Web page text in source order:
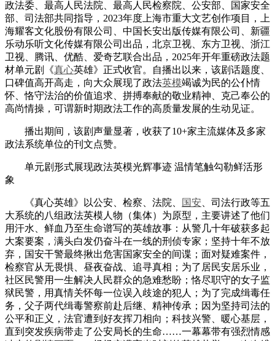
政法委、最高人民法院、最高人民检察院、公安部、国家安全
部、司法部共同指导，2023年度上海市重大文艺创作项目，上
海耀客文化股份有限公司、中国长安出版传媒有限公司、新疆
乐动乐听文化传媒有限公司出品，北京卫视、东方卫视、浙江
卫视、腾讯、优酷、爱奇艺联合出品，2025年开年重磅政法题
材单元剧《真心英雄》正式收官。自播出以来，该剧话题度、
口碑值高开高走，向大众展现了政法英模竭诚为民的公仆情
怀、恪守法治的价值追求、拼搏奉献的敬业精神、克己奉公的
高尚情操，可谓新时期政法工作的高质量发展的生动见证。
播出期间，该剧声量显著，收获了10+家主流媒体及多家
政法系统单位的刊文点赞。
单元剧形式展现政法英模光辉事迹 温情笔触勾勒鲜活形
象
《真心英雄》以公安、检察、法院、 国安 、司法行政等五
大系统的八组政法英模人物（集体）为原型，主要讲述了他们
用汗水、鲜血乃至生命谱写的英雄故事：从警几十年破获多起
大案要案，满头白发仍奋斗在一线的刑侦专家；坚持十年不放
弃，国安干警最终揪出危害国家安全的间谍；面对疑难案件，
检察官从无畏惧、昼夜奋战、追寻真相；为了居民安居乐业，
社区民警用一生解决人民群众的急难愁盼；恪尽职守的女子监
狱民警，用真情关怀每一位误入歧途的犯人；为了完成缉毒任
务，父子两代缉毒警察前赴后继、精神传承；因为坚持司法的
公平和正义，法官遭到好友挥刀相向；科技兴警、暖心基层，
直到突发疾病带走了公安局长的生命……一幕幕带有强烈情感